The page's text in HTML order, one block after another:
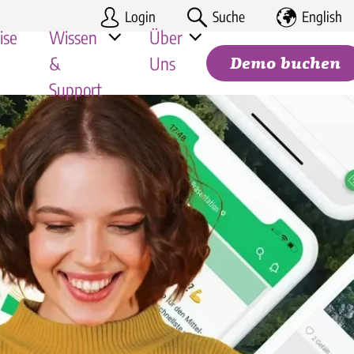
& Franchise
Unternehmen
|
Wissen
&
Support
Mitarbeiter-Apps im Vergleich 2026
Kosten-Nutzen Rechnung
Hilfe-Center für Kunden
Systemstatus
Rechtliche Dokumente
Über
Uns
Deine Karriere
Partner-Programm
Demo buchen
Login Suche English
Suchen